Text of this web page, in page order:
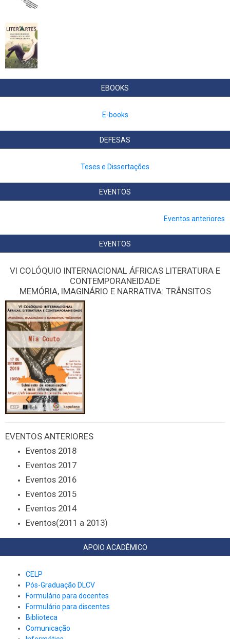
EBOOKS
E-books
DEFESAS
Teses e Dissertações
EVENTOS
Eventos anteriores
EVENTOS
VI COLÓQUIO INTERNACIONAL ÁFRICAS LITERATURA E
CONTEMPORANEIDADE
MEMÓRIA, IMAGINÁRIO E NARRATIVA: TRÂNSITOS
EVENTOS ANTERIORES
Eventos 2018
Eventos 2017
Eventos 2016
Eventos 2015
Eventos 2014
Eventos(2011 a 2013)
APOIO ACADÊMICO
CELP
Pós-Graduação DLCV
Formulário para docentes
Formulário para discentes
Biblioteca
Comunicação